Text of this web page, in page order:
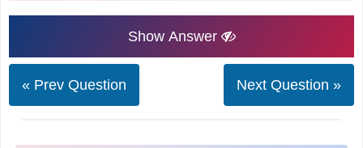
Show Answer
« Prev Question Next Question »